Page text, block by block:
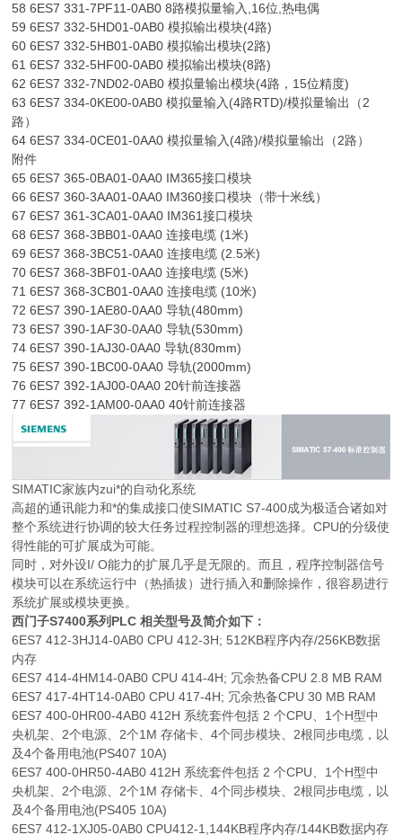
58 6ES7 331-7PF11-0AB0 8路模拟量输入,16位,热电偶
59 6ES7 332-5HD01-0AB0 模拟输出模块(4路)
60 6ES7 332-5HB01-0AB0 模拟输出模块(2路)
61 6ES7 332-5HF00-0AB0 模拟输出模块(8路)
62 6ES7 332-7ND02-0AB0 模拟量输出模块(4路，15位精度)
63 6ES7 334-0KE00-0AB0 模拟量输入(4路RTD)/模拟量输出（2
路）
64 6ES7 334-0CE01-0AA0 模拟量输入(4路)/模拟量输出（2路）
附件
65 6ES7 365-0BA01-0AA0 IM365接口模块
66 6ES7 360-3AA01-0AA0 IM360接口模块（带十米线）
67 6ES7 361-3CA01-0AA0 IM361接口模块
68 6ES7 368-3BB01-0AA0 连接电缆 (1米)
69 6ES7 368-3BC51-0AA0 连接电缆 (2.5米)
70 6ES7 368-3BF01-0AA0 连接电缆 (5米)
71 6ES7 368-3CB01-0AA0 连接电缆 (10米)
72 6ES7 390-1AE80-0AA0 导轨(480mm)
73 6ES7 390-1AF30-0AA0 导轨(530mm)
74 6ES7 390-1AJ30-0AA0 导轨(830mm)
75 6ES7 390-1BC00-0AA0 导轨(2000mm)
76 6ES7 392-1AJ00-0AA0 20针前连接器
77 6ES7 392-1AM00-0AA0 40针前连接器
SIMATIC家族内zui*的自动化系统
高超的通讯能力和*的集成接口使SIMATIC S7-400成为极适合诸如对
整个系统进行协调的较大任务过程控制器的理想选择。CPU的分级使
得性能的可扩展成为可能。
同时，对外设I/ O能力的扩展几乎是无限的。而且，程序控制器信号
模块可以在系统运行中（热插拔）进行插入和删除操作，很容易进行
系统扩展或模块更换。
西门子S7400系列PLC 相关型号及简介如下：
6ES7 412-3HJ14-0AB0 CPU 412-3H; 512KB程序内存/256KB数据
内存
6ES7 414-4HM14-0AB0 CPU 414-4H; 冗余热备CPU 2.8 MB RAM
6ES7 417-4HT14-0AB0 CPU 417-4H; 冗余热备CPU 30 MB RAM
6ES7 400-0HR00-4AB0 412H 系统套件包括 2 个CPU、1个H型中
央机架、2个电源、2个1M 存储卡、4个同步模块、2根同步电缆，以
及4个备用电池(PS407 10A)
6ES7 400-0HR50-4AB0 412H 系统套件包括 2 个CPU、1个H型中
央机架、2个电源、2个1M 存储卡、4个同步模块、2根同步电缆，以
及4个备用电池(PS405 10A)
6ES7 412-1XJ05-0AB0 CPU412-1,144KB程序内存/144KB数据内存